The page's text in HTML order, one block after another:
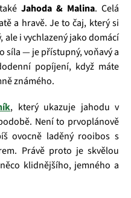
Jahoda & Malina. Celá
a hravě. Je to čaj, který si
i vychlazený jako domácí
síla — je přístupný, voňavý a
popíjení, když máte
známého.
, který ukazuje jahodu v
Není to prvoplánově
ovocně laděný rooibos s
Právě proto je skvělou
klidnějšího, jemného a